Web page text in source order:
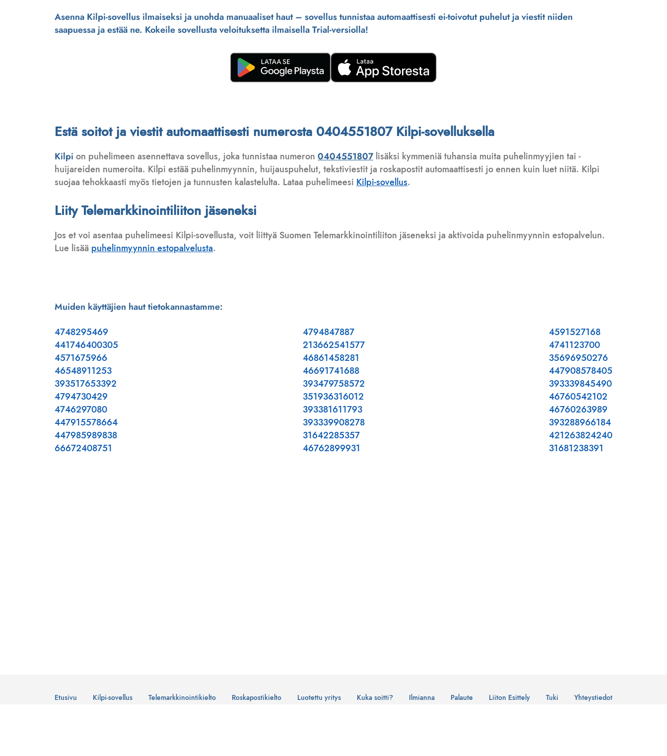
Asenna Kilpi-sovellus ilmaiseksi ja unohda manuaaliset haut – sovellus tunnistaa automaattisesti ei-toivotut puhelut ja viestit niiden
saapuessa ja estää ne. Kokeile sovellusta veloituksetta ilmaisella Trial-versiolla!
Estä soitot ja viestit automaattisesti numerosta 0404551807 Kilpi-sovelluksella
Kilpi on puhelimeen asennettava sovellus, joka tunnistaa numeron 0404551807lisäksi kymmeniä tuhansia muita puhelinmyyjien tai -
huijareiden numeroita. Kilpi estää puhelinmyynnin, huijauspuhelut, tekstiviestit ja roskapostit automaattisesti jo ennen kuin luet niitä. Kilpi
suojaa tehokkaasti myös tietojen ja tunnusten kalastelulta. Lataa puhelimeesi Kilpi-sovellus.
Liity Telemarkkinointiliiton jäseneksi
Jos et voi asentaa puhelimeesi Kilpi-sovellusta, voit liittyä Suomen Telemarkkinointiliiton jäseneksi ja aktivoida puhelinmyynnin estopalvelun.
Lue lisää puhelinmyynnin estopalvelusta.
Muiden käyttäjien haut tietokannastamme:
4748295469
441746400305
4571675966
46548911253
393517653392
4794730429
4746297080
447915578664
447985989838
66672408751
4794847887
213662541577
46861458281
46691741688
393479758572
351936316012
393381611793
393339908278
31642285357
46762899931
4591527168
4741123700
35696950276
447908578405
393339845490
46760542102
46760263989
393288966184
421263824240
31681238391
Etusivu Kilpi-sovellus Telemarkkinointikielto Roskapostikielto Luotettu yritys Kuka soitti? Ilmianna Palaute Liiton Esittely Tuki
Yhteystiedot